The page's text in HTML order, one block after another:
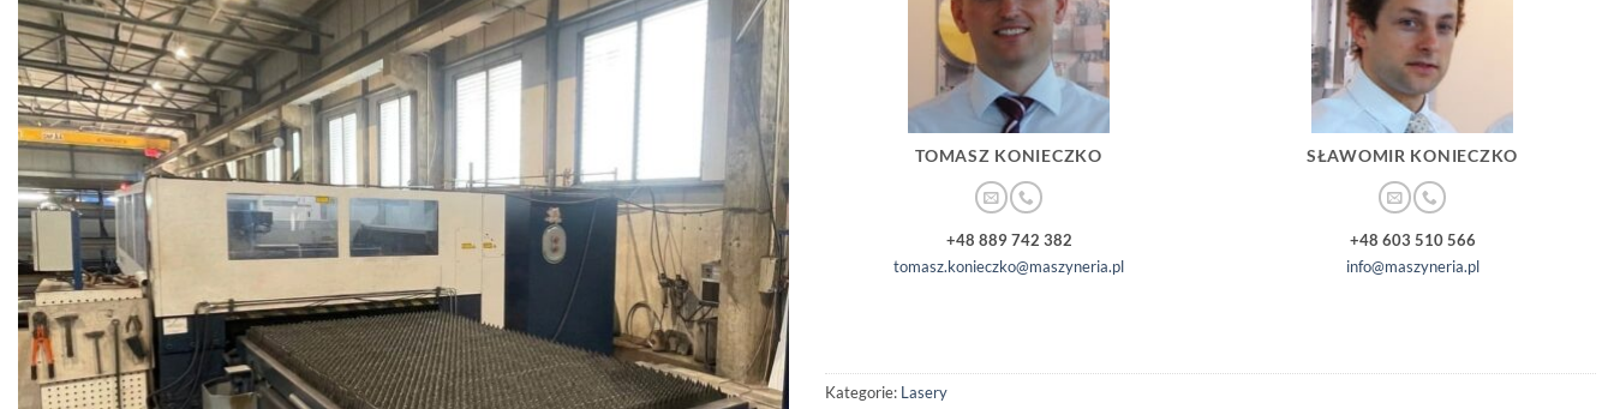
TOMASZ KONIECZKO
+48 889 742 382
tomasz.konieczko@maszyneria.pl
SŁAWOMIR KONIECZKO
+48 603 510 566
info@maszyneria.pl
Kategorie: Lasery